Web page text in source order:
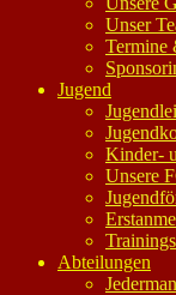
Unser
Termine
Jugend
Kinder-
Unsere
Abteilungen